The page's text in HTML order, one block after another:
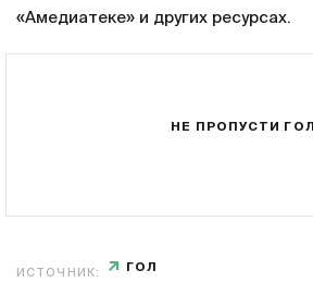
«Амедиатеке» и других ресурсах.
НЕ ПРОПУСТИ ГОЛ
ИСТОЧНИК: ГОЛ